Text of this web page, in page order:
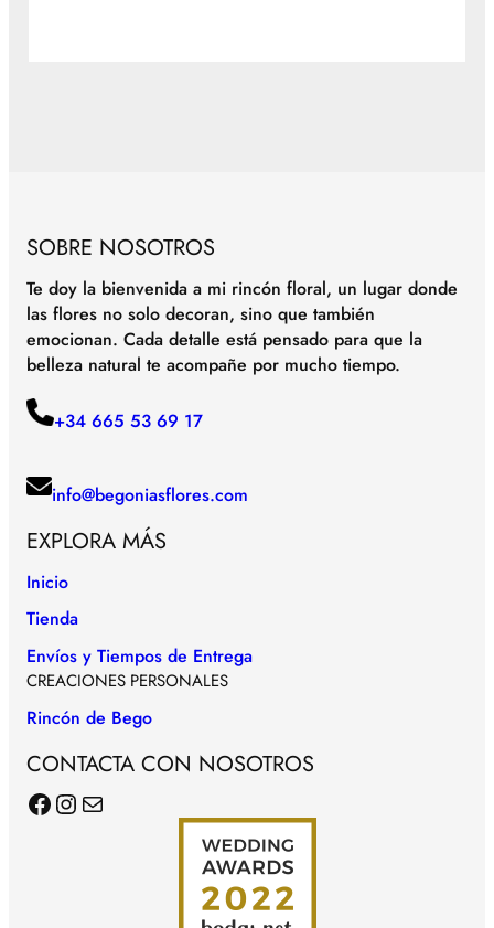
SOBRE NOSOTROS
Te doy la bienvenida a mi rincón floral, un lugar donde
las flores no solo decoran, sino que también
emocionan. Cada detalle está pensado para que la
belleza natural te acompañe por mucho tiempo.
+34 665 53 69 17
info@begoniasflores.com
EXPLORA MÁS
Inicio
Tienda
Envíos y Tiempos de Entrega
CREACIONES PERSONALES
Rincón de Bego
CONTACTA CON NOSOTROS
Facebook Instagram Correo electrónico